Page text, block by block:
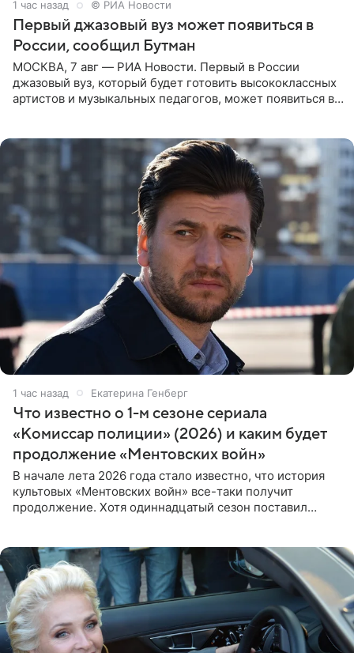
1 час назад © РИА Новости
Первый джазовый вуз может появиться в
России, сообщил Бутман
МОСКВА, 7 авг — РИА Новости. Первый в России
джазовый вуз, который будет готовить высококлассных
артистов и музыкальных педагогов, может появиться в
1 час назад Екатерина Генберг
Что известно о 1-м сезоне сериала
«Комиссар полиции» (2026) и каким будет
продолжение «Ментовских войн»
В начале лета 2026 года стало известно, что история
культовых «Ментовских войн» все-таки получит
продолжение. Хотя одиннадцатый сезон поставил